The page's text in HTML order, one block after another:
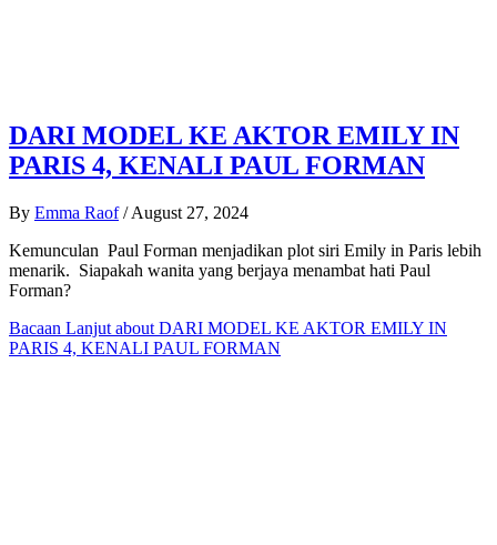
DARI MODEL KE AKTOR EMILY IN
PARIS 4, KENALI PAUL FORMAN
By Emma Raof / August 27, 2024
Kemunculan Paul Forman menjadikan plot siri Emily in Paris lebih
menarik. Siapakah wanita yang berjaya menambat hati Paul
Forman?
Bacaan Lanjut about DARI MODEL KE AKTOR EMILY IN
PARIS 4, KENALI PAUL FORMAN